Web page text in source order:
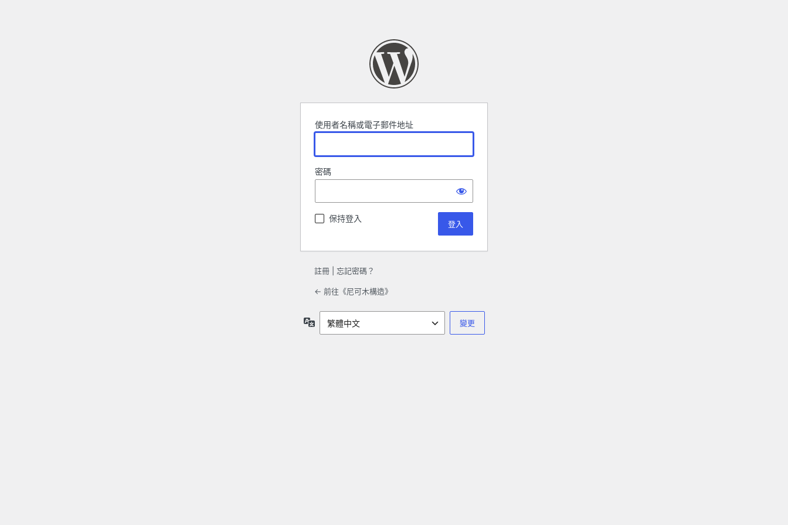
使用者名稱或電子郵件地址
密碼
保持登入
註冊 忘記密碼？
← 前往《尼可木構造》
語
言